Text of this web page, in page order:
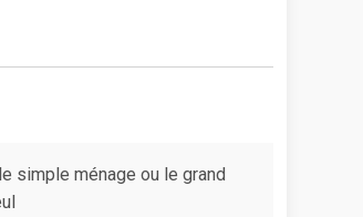
simple ménage ou le grand